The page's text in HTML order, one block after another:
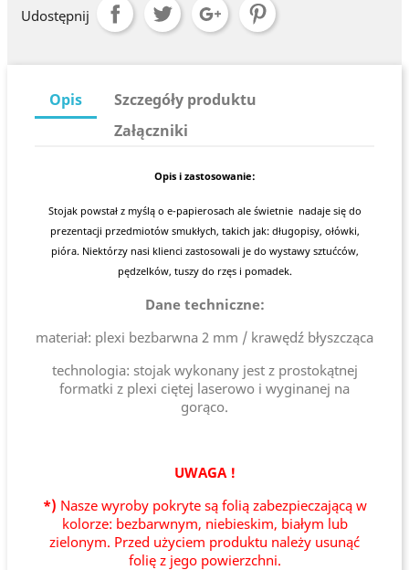
Udostępnij
Opis
Szczegóły produktu
Załączniki
Opis i zastosowanie:
Stojak powstał z myślą o e-papierosach ale świetnie nadaje się do
prezentacji przedmiotów smukłych, takich jak: długopisy, ołówki,
pióra. Niektórzy nasi klienci zastosowali je do wystawy sztućców,
pędzelków, tuszy do rzęs i pomadek.
Dane techniczne:
materiał: plexi bezbarwna 2 mm / krawędź błyszcząca
technologia: stojak wykonany jest z prostokątnej
formatki z plexi ciętej laserowo i wyginanej na
gorąco.
UWAGA !
*) Nasze wyroby pokryte są folią zabezpieczającą w
kolorze: bezbarwnym, niebieskim, białym lub
zielonym. Przed użyciem produktu należy usunąć
folię z jego powierzchni.